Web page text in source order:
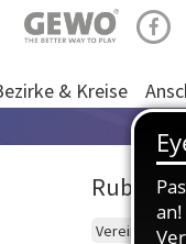
& Kreise
Rubriken